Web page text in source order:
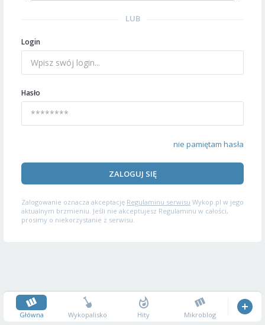
LUB
Login
Hasło
nie pamiętam hasła
ZALOGUJ SIĘ
Zalogowanie oznacza akceptację Regulaminu serwisu Wykop.pl w jego
aktualnym brzmieniu. Jeśli nie akceptujesz Regulaminu w całości,
prosimy o niekorzystanie z serwisu.
Główna Wykopalisko Hity Mikroblog